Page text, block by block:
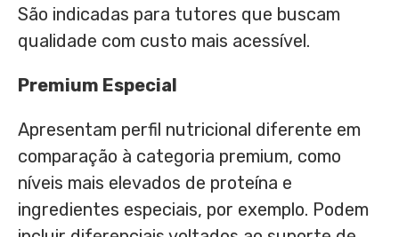
São indicadas para tutores que buscam
qualidade com custo mais acessível.
Premium Especial
Apresentam perfil nutricional diferente em
comparação à categoria premium, como
níveis mais elevados de proteína e
ingredientes especiais, por exemplo. Podem